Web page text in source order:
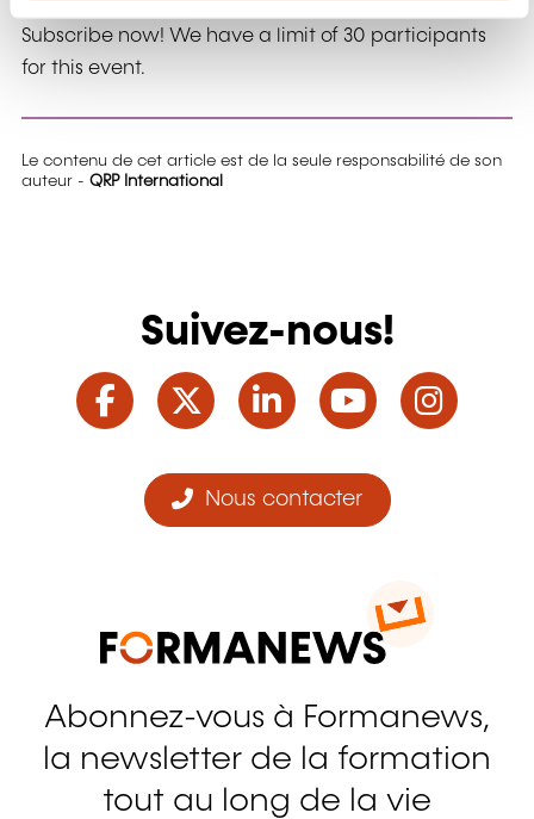
n
Subscribe now! We have a limit of 30 participants
for this event.
Le contenu de cet article est de la seule responsabilité de son
auteur - QRP International
Suivez-nous!
Facebook
TwitterLinkedInYouTube
Nous contacter
Abonnez-vous à Formanews,
la newsletter de la formation
tout au long de la vie